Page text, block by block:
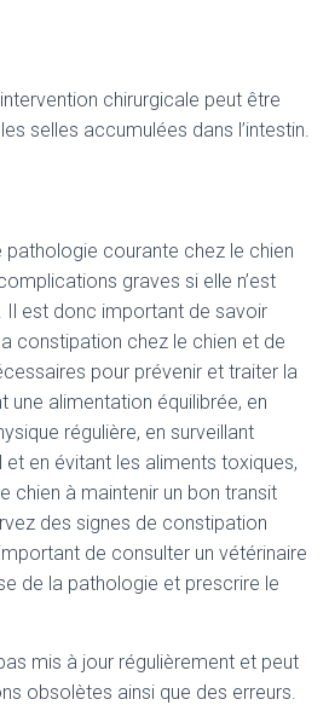
chirurgicale peut être
selles accumulées dans l’intestin.
courante chez le chien
graves si elle n’est
Il est donc important de savoir
constipation chez le chien et de
pour prévenir et traiter la
une alimentation équilibrée, en
régulière, en surveillant
et en évitant les aliments toxiques,
chien à maintenir un bon transit
des signes de constipation
de consulter un vétérinaire
de la pathologie et prescrire le
mis à jour régulièrement et peut
obsolètes ainsi que des erreurs.